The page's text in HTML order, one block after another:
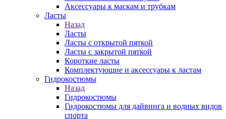
Аксессуары к маскам и трубкам
Ласты
Назад
Ласты
Ласты с открытой пяткой
Ласты с закрытой пяткой
Короткие ласты
Комплектующие и аксессуары к ластам
Гидрокостюмы
Назад
Гидрокостюмы
Гидрокостюмы для дайвинга и водных видов
спорта